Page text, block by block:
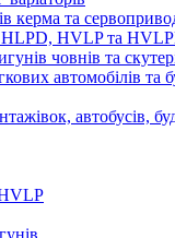
керма та
HLPD, HVLP та
човнів та
автомобілів та
автобусів,